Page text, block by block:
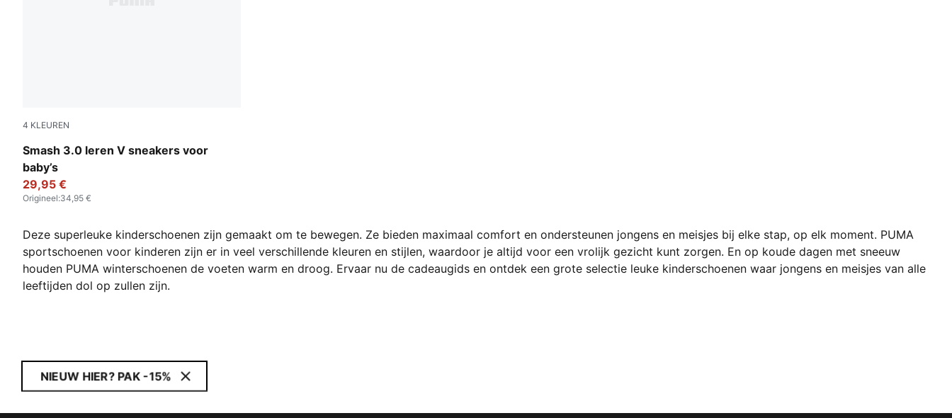
4 KLEUREN
Smash 3.0 leren V sneakers voor
baby’s
PUMA Navy-PUMA White-For All Time Red
29,95 €
Origineel:34,95 €
Deze superleuke kinderschoenen zijn gemaakt om te bewegen. Ze bieden maximaal comfort en ondersteunen jongens en meisjes bij elke stap, op elk moment. PUMA
sportschoenen voor kinderen zijn er in veel verschillende kleuren en stijlen, waardoor je altijd voor een vrolijk gezicht kunt zorgen. En op koude dagen met sneeuw
houden PUMA winterschoenen de voeten warm en droog. Ervaar nu de cadeaugids en ontdek een grote selectie leuke kinderschoenen waar jongens en meisjes van alle
leeftijden dol op zullen zijn.
NIEUW HIER? PAK -15%